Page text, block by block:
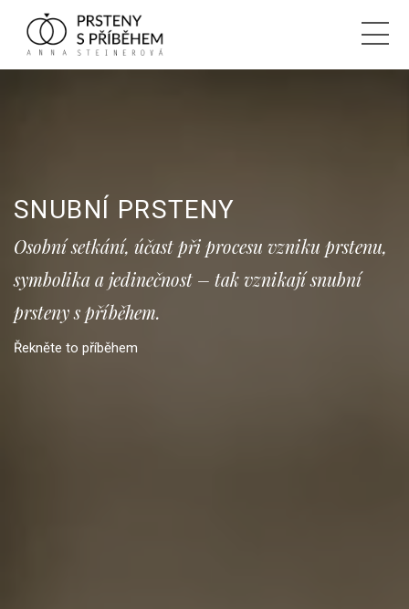
SNUBNÍ PRSTENY
Osobní setkání, účast při procesu vzniku prstenu,
symbolika a jedinečnost – tak vznikají snubní
prsteny s příběhem.
Řekněte to příběhem